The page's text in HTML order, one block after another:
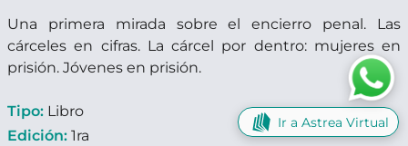
Una primera mirada sobre el encierro penal. Las
cárceles en cifras. La cárcel por dentro: mujeres en
prisión. Jóvenes en prisión.
Tipo: Libro
Edición: 1ra
Ir a Astrea Virtual